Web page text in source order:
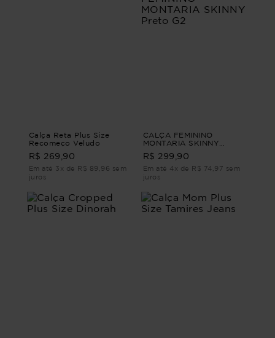
Calça Reta Plus Size
Recomeço Veludo
R$ 269,90
Em até 3x de R$ 89,96 sem
juros
CALÇA FEMININO
MONTARIA SKINNY
ALPINIA CALÇA
FEMININO MONTARIA
SKINNY Preto G2
R$ 299,90
Em até 4x de R$ 74,97 sem
juros